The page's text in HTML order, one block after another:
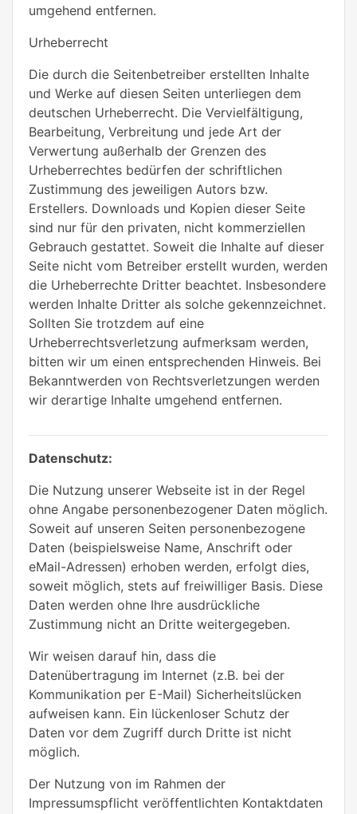
umgehend entfernen.
Urheberrecht
Die durch die Seitenbetreiber erstellten Inhalte
und Werke auf diesen Seiten unterliegen dem
deutschen Urheberrecht. Die Vervielfältigung,
Bearbeitung, Verbreitung und jede Art der
Verwertung außerhalb der Grenzen des
Urheberrechtes bedürfen der schriftlichen
Zustimmung des jeweiligen Autors bzw.
Erstellers. Downloads und Kopien dieser Seite
sind nur für den privaten, nicht kommerziellen
Gebrauch gestattet. Soweit die Inhalte auf dieser
Seite nicht vom Betreiber erstellt wurden, werden
die Urheberrechte Dritter beachtet. Insbesondere
werden Inhalte Dritter als solche gekennzeichnet.
Sollten Sie trotzdem auf eine
Urheberrechtsverletzung aufmerksam werden,
bitten wir um einen entsprechenden Hinweis. Bei
Bekanntwerden von Rechtsverletzungen werden
wir derartige Inhalte umgehend entfernen.
Datenschutz:
Die Nutzung unserer Webseite ist in der Regel
ohne Angabe personenbezogener Daten möglich.
Soweit auf unseren Seiten personenbezogene
Daten (beispielsweise Name, Anschrift oder
eMail-Adressen) erhoben werden, erfolgt dies,
soweit möglich, stets auf freiwilliger Basis. Diese
Daten werden ohne Ihre ausdrückliche
Zustimmung nicht an Dritte weitergegeben.
Wir weisen darauf hin, dass die
Datenübertragung im Internet (z.B. bei der
Kommunikation per E-Mail) Sicherheitslücken
aufweisen kann. Ein lückenloser Schutz der
Daten vor dem Zugriff durch Dritte ist nicht
möglich.
Der Nutzung von im Rahmen der
Impressumspflicht veröffentlichten Kontaktdaten